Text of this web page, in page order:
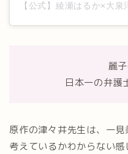
麗
日本一の弁護
原作の津々井先生は、一
考えているかわからない